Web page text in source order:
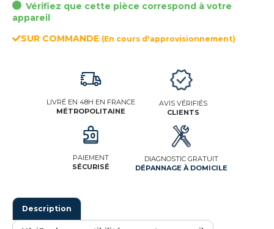
Vérifiez que cette pièce correspond à votre
appareil
SUR COMMANDE (En cours d'approvisionnement)
LIVRÉ EN 48H EN FRANCE
MÉTROPOLITAINE
PAIEMENT
SÉCURISÉ
AVIS VÉRIFIÉS
CLIENTS
DIAGNOSTIC GRATUIT
DÉPANNAGE À DOMICILE
Description